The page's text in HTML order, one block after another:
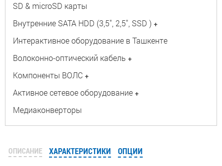
SD & microSD карты
Внутренние SATA HDD (3,5", 2,5", SSD ) +
Интерактивное оборудование в Ташкенте
Волоконно-оптический кабель +
Компоненты ВОЛС +
Активное сетевое оборудование +
Медиаконверторы
ОПИСАНИЕ ХАРАКТЕРИСТИКИ ОПЦИИ